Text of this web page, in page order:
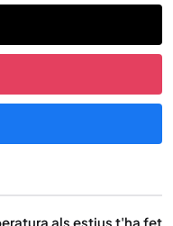
als estius t'ha fet